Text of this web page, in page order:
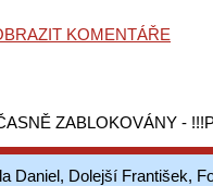
KOMENTÁŘE
ZABLOKOVÁNY -
Daniel, Dolejší František,